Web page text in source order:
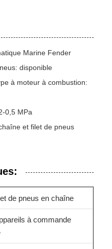
Marine Fender
disponible
à moteur à combustion:
0,5 MPa
et filet de pneus
de pneus en chaîne
à commande